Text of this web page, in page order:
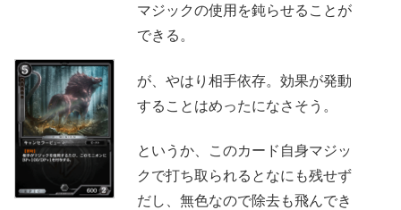
マジックの使用を鈍らせることが
できる。
が、やはり相手依存。効果が発動
することはめったになさそう。
というか、このカード自身マジッ
クで打ち取られるとなにも残せず
だし、無色なので除去も飛んでき